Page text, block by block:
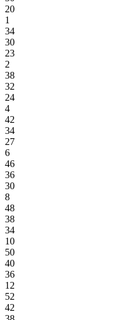
20
1
34
30
23
2
38
32
24
4
42
34
27
6
46
36
30
8
48
38
34
10
50
40
36
12
52
42